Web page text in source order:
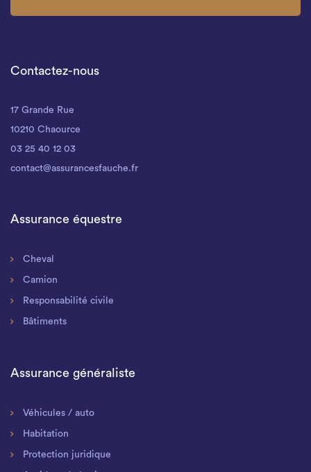
Contactez-nous
17 Grande Rue
10210 Chaource
03 25 40 12 03
contact@assurancesfauche.fr
Assurance équestre
Cheval
Camion
Responsabilité civile
Bâtiments
Assurance généraliste
Véhicules / auto
Habitation
Protection juridique